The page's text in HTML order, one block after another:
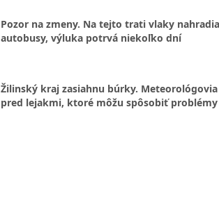
Pozor na zmeny. Na tejto trati vlaky nahradia
autobusy, výluka potrvá niekoľko dní
Žilinský kraj zasiahnu búrky.
pred lejakmi, ktoré môžu spôsobiť problémy